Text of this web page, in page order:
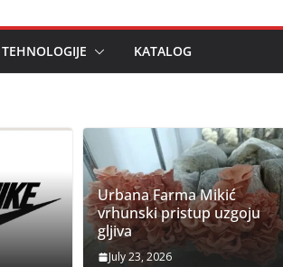
KATALOG
Urbana Farma Mikić
vrhunski pristup uzgoju
gljiva
July 23, 2026